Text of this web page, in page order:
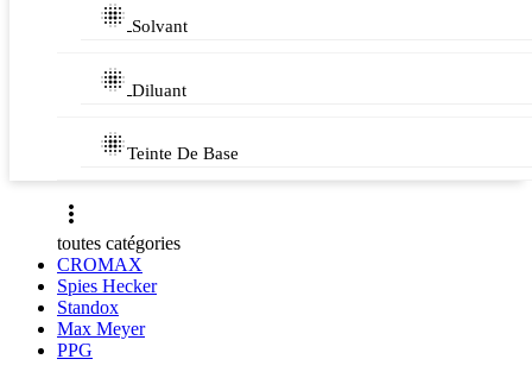
 Solvant
 Diluant
Teinte De Base

toutes catégories
CROMAX
Spies Hecker
Standox
Max Meyer
PPG